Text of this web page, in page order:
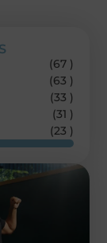
(67 )
(63 )
(33 )
(31 )
(23 )